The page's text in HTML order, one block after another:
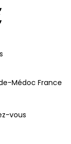
Médoc France
vous